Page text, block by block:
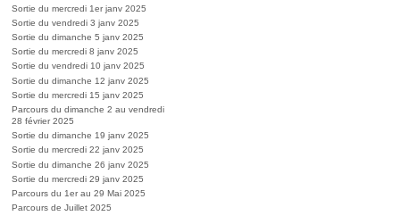
Sortie du mercredi 1er janv 2025
Sortie du vendredi 3 janv 2025
Sortie du dimanche 5 janv 2025
Sortie du mercredi 8 janv 2025
Sortie du vendredi 10 janv 2025
Sortie du dimanche 12 janv 2025
Sortie du mercredi 15 janv 2025
Parcours du dimanche 2 au vendredi
28 février 2025
Sortie du dimanche 19 janv 2025
Sortie du mercredi 22 janv 2025
Sortie du dimanche 26 janv 2025
Sortie du mercredi 29 janv 2025
Parcours du 1er au 29 Mai 2025
Parcours de Juillet 2025